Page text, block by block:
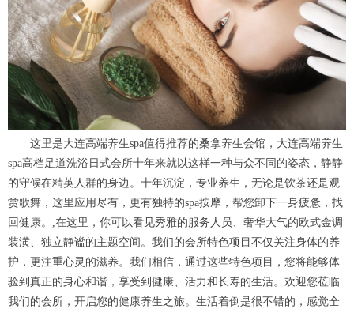
这里是大连高端养生spa值得推荐的桑拿养生会馆，大连高端养生
spa高档足道洗浴日式会所十年来就以这样一种与众不同的姿态，静静
的守候在精英人群的身边。十年沉淀，专业养生，无论是饮茶还是观
赏歌舞，这里应用尽有，更有独特的spa按摩，帮您卸下一身疲惫，找
回健康。,在这里，你可以看见秀雅的服务人员、奢华大气的欧式金调
装潢、独立静谧的主题空间。我们的会所特色项目不仅关注身体的养
护，更注重心灵的滋养。我们相信，通过这些特色项目，您将能够体
验到真正的身心和谐，享受到健康、活力和长寿的生活。欢迎您莅临
我们的会所，开启您的健康养生之旅。生活着倒是很不错的，感觉全